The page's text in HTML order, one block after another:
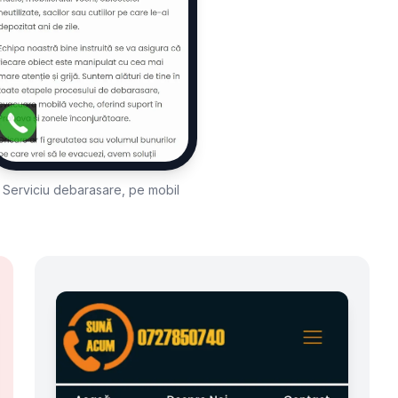
Serviciu debarasare, pe mobil